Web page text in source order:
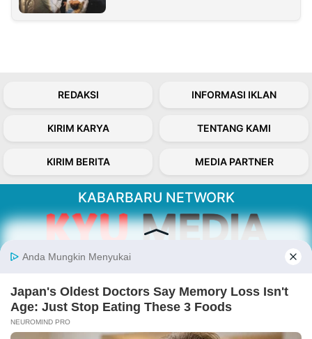
REDAKSI INFORMASI IKLAN
KIRIM KARYA TENTANG KAMI
KIRIM BERITA MEDIA PARTNER
KABARBARU NETWORK
Kabarbaru.co menyajikan berita aktual dan
inspiratif dari sudut pandang berbaik sangka